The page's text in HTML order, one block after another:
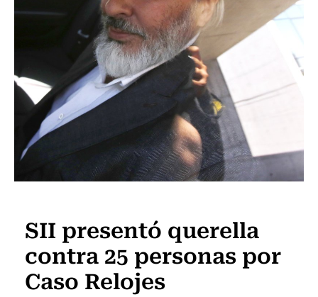
SII presentó querella
contra 25 personas por
Caso Relojes